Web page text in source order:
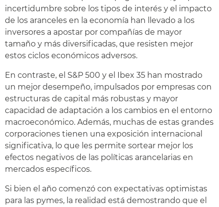
incertidumbre sobre los tipos de interés y el impacto
de los aranceles en la economía han llevado a los
inversores a apostar por compañías de mayor
tamaño y más diversificadas, que resisten mejor
estos ciclos económicos adversos.
En contraste, el S&P 500 y el Ibex 35 han mostrado
un mejor desempeño, impulsados por empresas con
estructuras de capital más robustas y mayor
capacidad de adaptación a los cambios en el entorno
macroeconómico. Además, muchas de estas grandes
corporaciones tienen una exposición internacional
significativa, lo que les permite sortear mejor los
efectos negativos de las políticas arancelarias en
mercados específicos.
Si bien el año comenzó con expectativas optimistas
para las pymes, la realidad está demostrando que el